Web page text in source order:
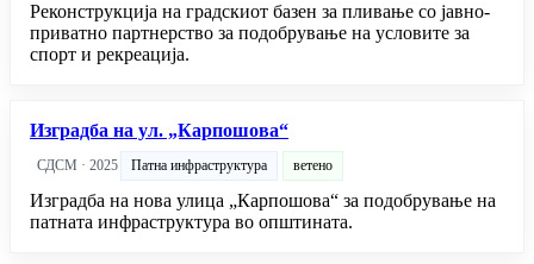
Реконструкција на градскиот базен за пливање со јавно-
приватно партнерство за подобрување на условите за
спорт и рекреација.
Изградба на ул. „Карпошова“
СДСМ · 2025 Патна инфраструктура ветено
Изградба на нова улица „Карпошова“ за подобрување на
патната инфраструктура во општината.